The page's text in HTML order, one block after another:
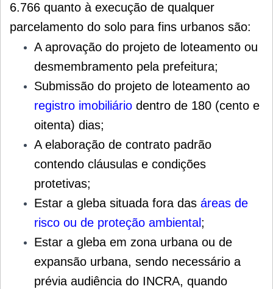
6.766 quanto à execução de qualquer
parcelamento do solo para fins urbanos são:
A aprovação do projeto de loteamento ou
desmembramento pela prefeitura;
Submissão do projeto de loteamento ao
registro imobiliário dentro de 180 (cento e
oitenta) dias;
A elaboração de contrato padrão
contendo cláusulas e condições
protetivas;
Estar a gleba situada fora das áreas de
risco ou de proteção ambiental ;
Estar a gleba em zona urbana ou de
expansão urbana, sendo necessário a
prévia audiência do INCRA, quando